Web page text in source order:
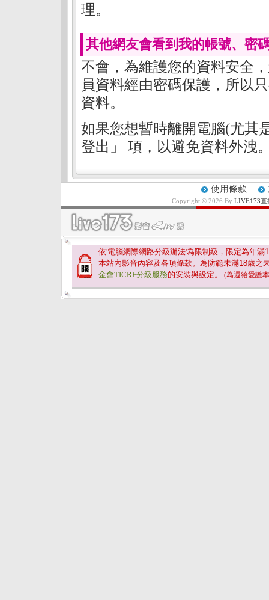
理。
其他網友會看到我的帳號、密
不會，為維護您的資料安全
員資料經由密碼保護，所以
資料。
如果您想暫時離開電腦(尤其
登出」 項，以避免資料外洩
使用條款
Copyright © 2026 By LIVE173直
依'電腦網際網路分級辦法'為限制級，限定為年滿
本站內影音內容及各項條款。為防範未滿18歲之
金會TICRF分級服務的安裝與設定。 (為還給愛護